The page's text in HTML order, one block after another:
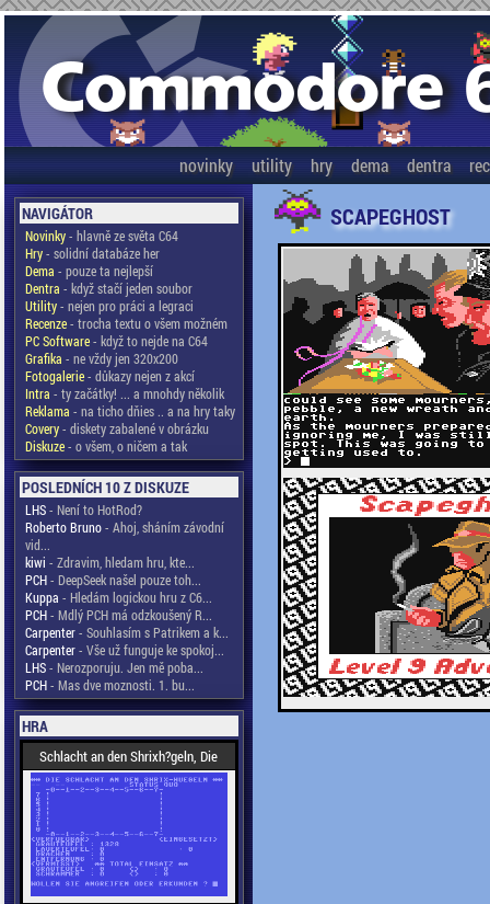
novinky utility hry dema dentra
NAVIGÁTOR
Novinky- hlavně ze světa C64
Hry- solidní databáze her
Dema - pouze ta nejlepší
Dentra - když stačí jeden soubor
Utility- nejen pro práci a legraci
Recenze- trocha textu o všem možném
PC Software- když to nejde na C64
Grafika - ne vždy jen 320x200
Fotogalerie- důkazy nejen z akcí
Intra - ty začátky! ... a mnohdy několik
Reklama - na ticho dňies .. a na hry taky
Covery- diskety zabalené v obrázku
Diskuze- o všem, o ničem a tak
POSLEDNÍCH 10 Z DISKUZE
LHS- Není to HotRod?
Roberto Bruno- Ahoj, sháním závodní
vid...
kiwi - Zdravim, hledam hru, kte...
PCH- DeepSeek našel pouze toh...
Kuppa - Hledám logickou hru z C6...
PCH- Mdlý PCH má odzkoušený R...
Carpenter- Souhlasím s Patrikem a k...
Carpenter- Vše už funguje ke spokoj...
LHS- Nerozporuju. Jen mě poba...
PCH- Mas dve moznosti. 1. bu...
HRA
Schlacht an den Shrixh?geln, Die
SCAPEGHOST